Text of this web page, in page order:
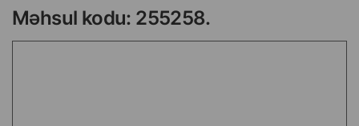
Məhsul kodu: 255258.